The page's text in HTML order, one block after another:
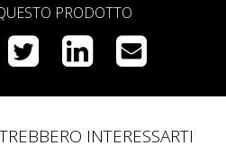
PRODOTTO
INTERESSARTI